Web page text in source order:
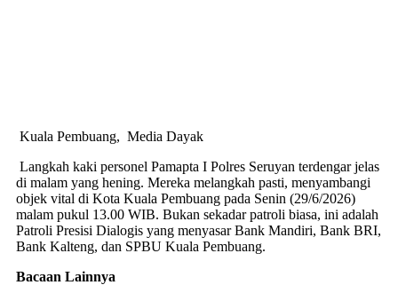
Kuala Pembuang, Media Dayak
Langkah kaki personel Pamapta I Polres Seruyan terdengar jelas
di malam yang hening. Mereka melangkah pasti, menyambangi
objek vital di Kota Kuala Pembuang pada Senin (29/6/2026)
malam pukul 13.00 WIB. Bukan sekadar patroli biasa, ini adalah
Patroli Presisi Dialogis yang menyasar Bank Mandiri, Bank BRI,
Bank Kalteng, dan SPBU Kuala Pembuang.
Bacaan Lainnya